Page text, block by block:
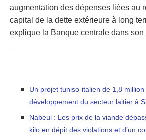
augmentation des dépenses liées au
capital de la dette extérieure à long
explique la Banque centrale dans son
Un projet tuniso-italien de 1,8 million
développement du secteur laitier à
Nabeul : Les prix de la viande
kilo en dépit des violations et d’un